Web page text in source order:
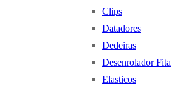
Clips
Datadores
Dedeiras
Desenrolador Fita
Elasticos